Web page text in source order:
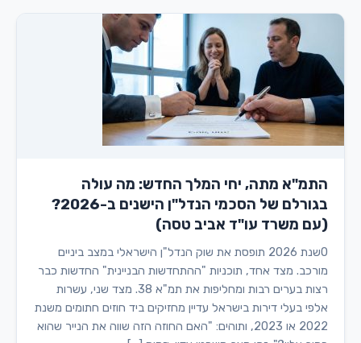
התמ"א מתה, יחי המלך החדש: מה עולה
בגורלם של הסכמי הנדל"ן הישנים ב-2026?
(עם משרד עו"ד אביב טסה)
0שנת 2026 תופסת את שוק הנדל"ן הישראלי במצב ביניים
מורכב. מצד אחד, תוכניות "ההתחדשות הבניינית" החדשות כבר
רצות בערים רבות ומחליפות את תמ"א 38. מצד שני, עשרות
אלפי בעלי דירות בישראל עדיין מחזיקים ביד חוזים חתומים משנת
2022 או 2023, ותוהים: "האם החוזה הזה שווה את הנייר שהוא